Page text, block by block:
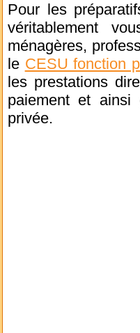
Pour les
véritablement
ménagères,
le CESU fonction
les prestations
paiement et ainsi
privée.